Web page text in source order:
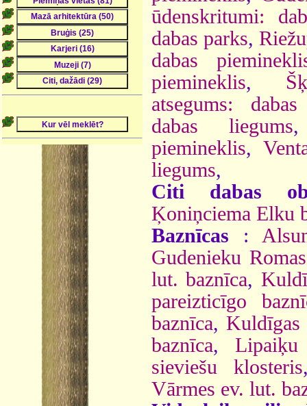
ūdenskritumi:
dabas parks,
dabas
piemineklis,
atsegums:
dabas liegums
piemineklis,
liegums,
Citi dabas
Ķoniņciema Elku
Baznīcas :
Gudenieku
lut. baznīca,
pareizticīgo
baznīca, Kuldīgas
baznīca,
sieviešu klosteris
Vārmes ev. lut.